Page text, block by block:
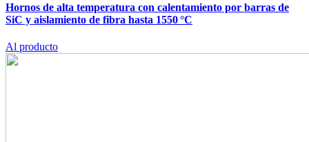
Hornos de alta temperatura con calentamiento por barras de
SiC y aislamiento de fibra hasta 1550 °C
Al producto